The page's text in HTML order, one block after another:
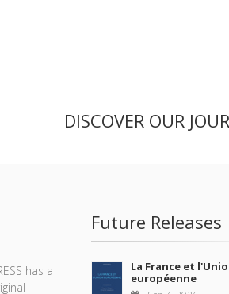
DISCOVER OUR
has a
Future Releases
La France et
européenne